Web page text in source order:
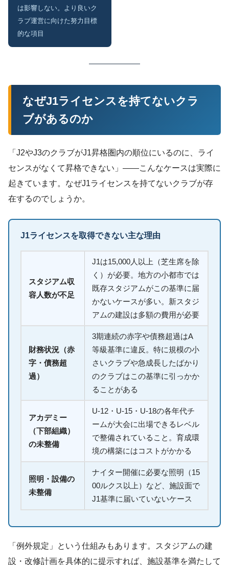
は影響しない。より良いク
ラブ運営に向けた努力目標
的な項目
なぜJ1ライセンスを持てないクラ
ブがあるのか
「J2やJ3のクラブがJ1昇格圏内の順位にいるのに、ライ
センスがなくて昇格できない」——こんなケースは実際に
起きています。なぜJ1ライセンスを持てないクラブが存
在するのでしょうか。
J1ライセンスを取得できない主な理由
スタジアム収
容人数が不足
J1は15,000人以上（芝生席を除
く）が必要。地方の小都市では
既存スタジアムがこの基準に届
かないケースが多い。新スタジ
アムの建設は多額の費用が必要
財務状況（赤
字・債務超
過）
3期連続の赤字や債務超過はA
等級基準に違反。特に規模の小
さいクラブや急成長したばかり
のクラブはこの基準に引っかか
ることがある
アカデミー
（下部組織）
の未整備
U-12・U-15・U-18の各年代チ
ームが大会に出場できるレベル
で整備されていること。育成環
境の構築にはコストがかかる
照明・設備の
未整備
ナイター開催に必要な照明（15
00ルクス以上）など、施設面で
J1基準に届いていないケース
「例外規定」という仕組みもあります。スタジアムの建
設・改修計画を具体的に提示すれば、施設基準を満たして